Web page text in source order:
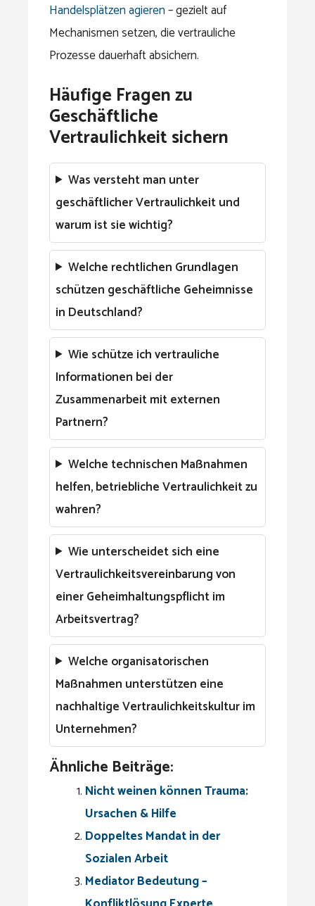
Handelsplätzen agieren– gezielt auf
Mechanismen setzen, die vertrauliche
Prozesse dauerhaft absichern.
Häufige Fragen zu
Geschäftliche
Vertraulichkeit sichern
Was versteht man unter
geschäftlicher Vertraulichkeit und
warum ist sie wichtig?
Welche rechtlichen Grundlagen
schützen geschäftliche Geheimnisse
in Deutschland?
Wie schütze ich vertrauliche
Informationen bei der
Zusammenarbeit mit externen
Partnern?
Welche technischen Maßnahmen
helfen, betriebliche Vertraulichkeit zu
wahren?
Wie unterscheidet sich eine
Vertraulichkeitsvereinbarung von
einer Geheimhaltungspflicht im
Arbeitsvertrag?
Welche organisatorischen
Maßnahmen unterstützen eine
nachhaltige Vertraulichkeitskultur im
Unternehmen?
Ähnliche Beiträge:
Nicht weinen können Trauma:
Ursachen & Hilfe
Doppeltes Mandat in der
Sozialen Arbeit
Mediator Bedeutung –